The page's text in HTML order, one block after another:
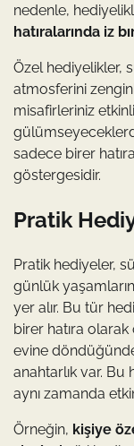
nedenle,
hatıralarında iz
Özel hediyelikler,
atmosferini
misafirleriniz
sadece birer
göstergesidir.
Pratik
Pratik hediyeler,
günlük
yer alır. Bu tür
birer hatıra olarak
evine
anahtarlık var.
aynı zamanda
Örneğin, kişiye